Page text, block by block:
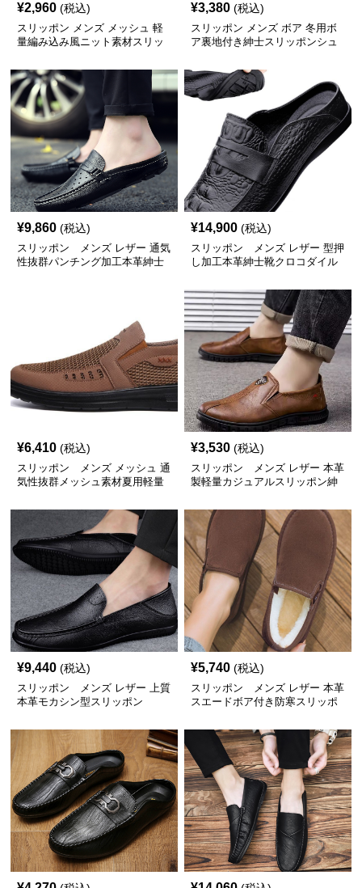
¥2,960 (税込)
スリッポン メンズ メッシュ 軽
量編み込み風ニット素材スリッ
¥3,380 (税込)
スリッポン メンズ ボア 冬用ボ
ア裏地付き紳士スリッポンシュ
¥9,860 (税込)
スリッポン メンズ レザー 通気
性抜群パンチング加工本革紳士
¥14,900 (税込)
スリッポン メンズ レザー 型押
し加工本革紳士靴クロコダイル
¥6,410 (税込)
スリッポン メンズ メッシュ 通
気性抜群メッシュ素材夏用軽量
¥3,530 (税込)
スリッポン メンズ レザー 本革
製軽量カジュアルスリッポン紳
¥9,440 (税込)
スリッポン メンズ レザー 上質
本革モカシン型スリッポン
¥5,740 (税込)
スリッポン メンズ レザー 本革
スエードボア付き防寒スリッポ